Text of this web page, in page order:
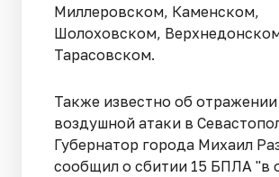
Миллеровском, Каменском,
Шолоховском,
Тарасовском.
Также известно об отражении
воздушной атаки в
Губернатор города Михаил
сообщил о сбитии 15 БПЛА "в